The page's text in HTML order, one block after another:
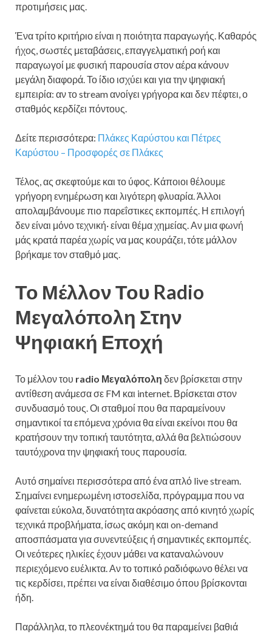
προτιμήσεις μας.
Ένα τρίτο κριτήριο είναι η ποιότητα παραγωγής. Καθαρός
ήχος, σωστές μεταβάσεις, επαγγελματική ροή και
παραγωγοί με φυσική παρουσία στον αέρα κάνουν
μεγάλη διαφορά. Το ίδιο ισχύει και για την ψηφιακή
εμπειρία: αν το stream ανοίγει γρήγορα και δεν πέφτει, ο
σταθμός κερδίζει πόντους.
Δείτε περισσότερα: Πλάκες Καρύστου και Πέτρες
Καρύστου – Προσφορές σε Πλάκες
Τέλος, ας σκεφτούμε και το ύφος. Κάποιοι θέλουμε
γρήγορη ενημέρωση και λιγότερη φλυαρία. Άλλοι
απολαμβάνουμε πιο παρεΐστικες εκπομπές. Η επιλογή
δεν είναι μόνο τεχνική· είναι θέμα χημείας. Αν μια φωνή
μάς κρατά παρέα χωρίς να μας κουράζει, τότε μάλλον
βρήκαμε τον σταθμό μας.
Το Μέλλον Του Radio
Μεγαλόπολη Στην
Ψηφιακή Εποχή
Το μέλλον του radio Μεγαλόπολη δεν βρίσκεται στην
αντίθεση ανάμεσα σε FM και internet. Βρίσκεται στον
συνδυασμό τους. Οι σταθμοί που θα παραμείνουν
σημαντικοί τα επόμενα χρόνια θα είναι εκείνοι που θα
κρατήσουν την τοπική ταυτότητα, αλλά θα βελτιώσουν
ταυτόχρονα την ψηφιακή τους παρουσία.
Αυτό σημαίνει περισσότερα από ένα απλό live stream.
Σημαίνει ενημερωμένη ιστοσελίδα, πρόγραμμα που να
φαίνεται εύκολα, δυνατότητα ακρόασης από κινητό χωρίς
τεχνικά προβλήματα, ίσως ακόμη και on-demand
αποσπάσματα για συνεντεύξεις ή σημαντικές εκπομπές.
Οι νεότερες ηλικίες έχουν μάθει να καταναλώνουν
περιεχόμενο ευέλικτα. Αν το τοπικό ραδιόφωνο θέλει να
τις κερδίσει, πρέπει να είναι διαθέσιμο όπου βρίσκονται
ήδη.
Παράλληλα, το πλεονέκτημά του θα παραμείνει βαθιά